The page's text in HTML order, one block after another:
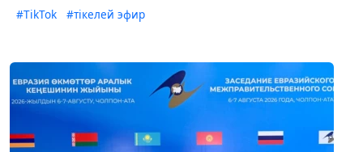
#TikTok #тікелей эфир